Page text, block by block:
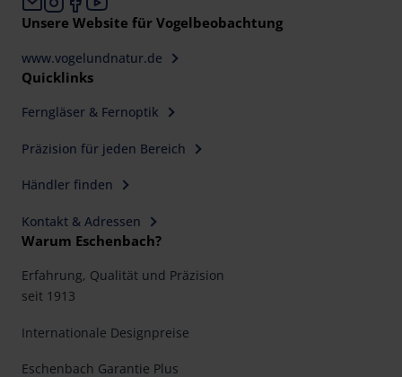
Unsere Website für Vogelbeobachtung
www.vogelundnatur.de
Quicklinks
Ferngläser & Fernoptik
Präzision für jeden Bereich
Händler finden
Kontakt & Adressen
Warum Eschenbach?
Erfahrung, Qualität und Präzision
seit 1913
Internationale Designpreise
Eschenbach Garantie Plus